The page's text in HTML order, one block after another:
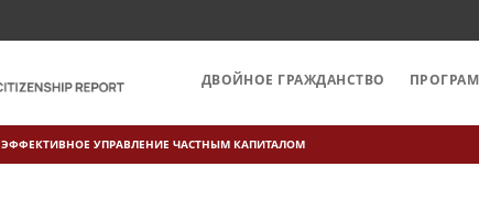
ДВОЙНОЕ ГРАЖДАНСТВО
ЭФФЕКТИВНОЕ УПРАВЛЕНИЕ ЧАСТНЫМ КАПИТАЛОМ